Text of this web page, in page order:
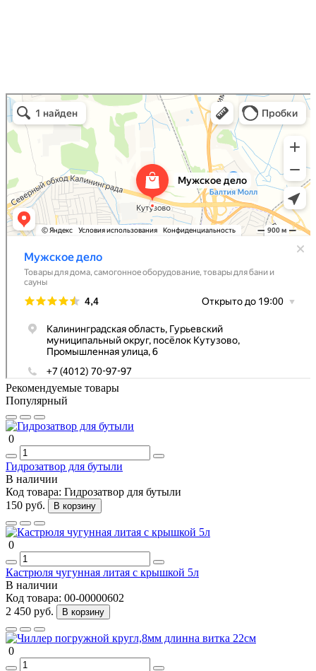
Мужское Дело
Товары для дома в Калининградской области
Самогонное оборудование в Калининградской области
Рекомендуемые товары
Популярный
0
Гидрозатвор для бутыли
В наличии
Код товара: Гидрозатвор для бутыли
150 руб.
В корзину
0
Кастрюля чугунная литая с крышкой 5л
В наличии
Код товара: 00-00000602
2 450 руб.
В корзину
0